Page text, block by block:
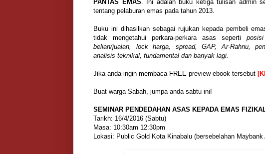
PANTAS EMAS . Ini adalah buku ketiga tulisan admin
tentang pelaburan emas pada tahun 2013.
Buku ini dihasilkan sebagai rujukan kepada pembeli
tidak mengetahui perkara-perkara asas seperti
belian/jualan, lock harga, spread, GAP, Ar-Rahnu,
analisis teknikal, fundamental dan banyak lagi.
Jika anda ingin membaca FREE preview ebook tersebut
Buat warga Sabah, jumpa anda sabtu ini!
SEMINAR PENDEDAHAN ASAS KEPADA EMAS
Tarikh: 16/4/2016 (Sabtu)
Masa: 10:30am 12:30pm
Lokasi: Public Gold Kota Kinabalu (bersebelahan Maybank